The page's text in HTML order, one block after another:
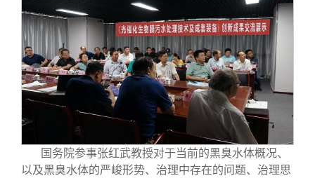
国务院参事张红武教授对于当前的黑臭水体概况、
以及黑臭水体的严峻形势、治理中存在的问题、治理思